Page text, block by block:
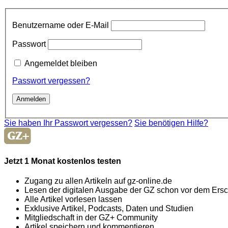
Benutzername oder E-Mail
Passwort
Angemeldet bleiben
Passwort vergessen?
Sie haben Ihr Passwort vergessen? Sie benötigen Hilfe?
Jetzt 1 Monat kostenlos testen
Zugang zu allen Artikeln auf gz-online.de
Lesen der digitalen Ausgabe der GZ schon vor dem
Alle Artikel vorlesen lassen
Exklusive Artikel, Podcasts, Daten und Studien
Mitgliedschaft in der GZ+ Community